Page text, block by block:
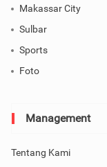
Makassar City
Sulbar
Sports
Foto
Management
Tentang Kami